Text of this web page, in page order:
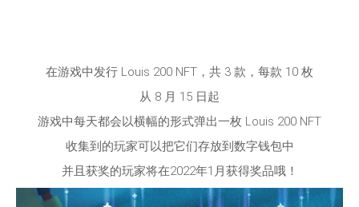
在游戏中发行 Louis 200 NFT ，共 3 款，每款 10 枚
从 8 月 15 日起
游戏中每天都会以横幅的形式弹出一枚 Louis 200 NFT
收集到的玩家可以把它们存放到数字钱包中
并且获奖的玩家将在2022年1月获得奖品哦！